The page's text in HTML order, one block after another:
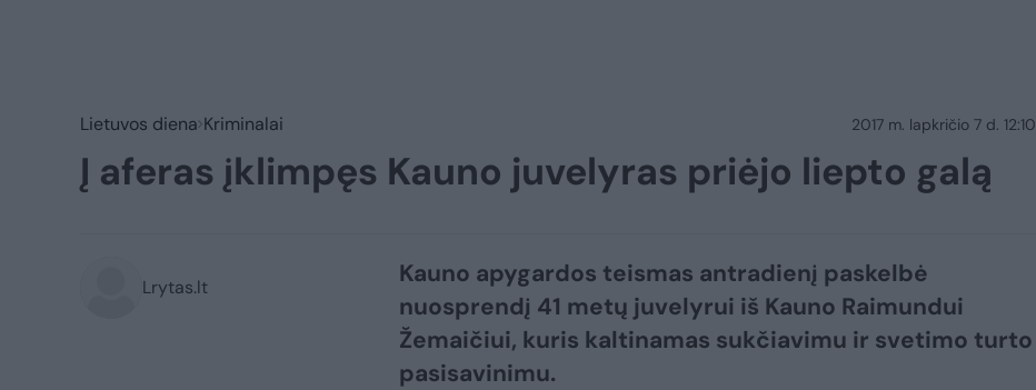
Lietuvos diena Kriminalai 2017 m. lapkričio 7 d. 12:10
Į aferas įklimpęs Kauno juvelyras priėjo liepto galą
Lrytas.lt
Kauno apygardos teismas antradienį paskelbė
nuosprendį 41 metų juvelyrui iš Kauno Raimundui
Žemaičiui, kuris kaltinamas sukčiavimu ir svetimo turto
pasisavinimu.